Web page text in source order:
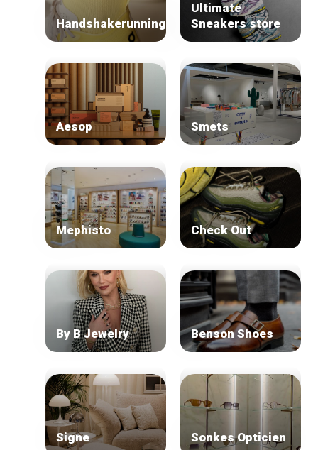
De ambachtslieden
Handshakerunning
Ultimate
Sneakers store
Aesop Smets
Mephisto Check Out
By B Jewelry Benson Shoes
Signe Sonkes Opticien